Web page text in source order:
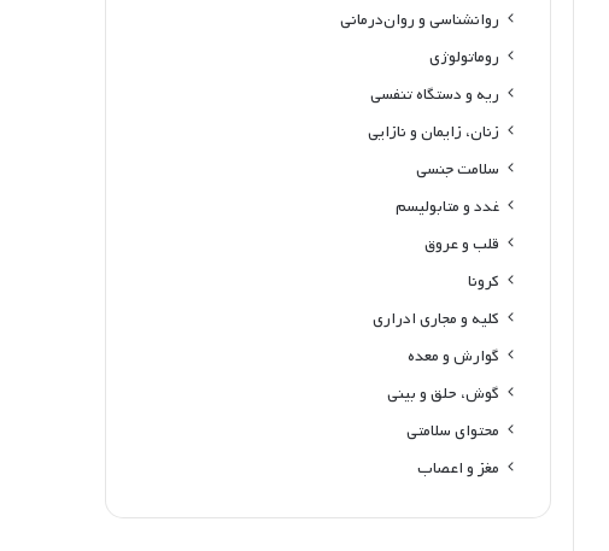
روانشناسی و روان‌درمانی
روماتولوژی
ریه و دستگاه تنفسی
زنان، زایمان و نازایی
سلامت جنسی
غدد و متابولیسم
قلب و عروق
کرونا
کلیه و مجاری ادراری
گوارش و معده
گوش، حلق و بینی
محتوای سلامتی
مغز و اعصاب